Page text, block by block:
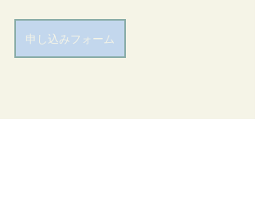
申し込みフォーム